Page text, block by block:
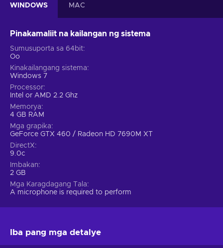
WINDOWS MAC
Pinakamaliit na kailangan ng sistema
Sumusuporta sa 64bit
Oo
Kinakailangang sistema
Windows 7
Processor
Intel or AMD 2.2 Ghz
Memorya
4 GB RAM
Mga grapika
GeForce GTX 460 / Radeon HD 7690M XT
DirectX
9.0c
Imbakan
2 GB
Mga Karagdagang Tala
A microphone is required to perform
Iba pang mga detalye